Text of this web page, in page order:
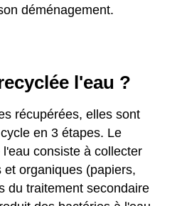
déménagement.
l'eau ?
récupérées, elles sont
en 3 étapes. Le
consiste à collecter
et organiques (papiers,
du traitement secondaire